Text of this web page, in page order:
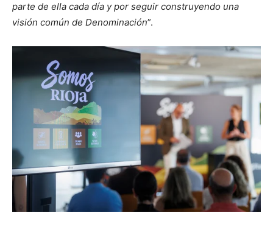
parte de ella cada día y por seguir construyendo una
visión común de Denominación”.